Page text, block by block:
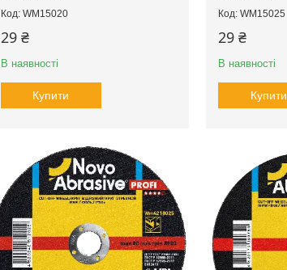
WM15020
29 ₴
В наявності
Купити
WM15025
29 ₴
В наявності
Купити